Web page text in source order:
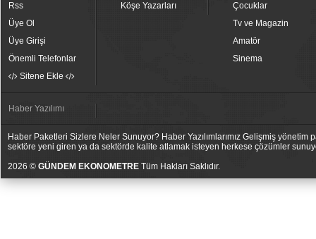
Rss
Üye Ol
Üye Girişi
Önemli Telefonlar
Sitene Ekle
Köşe Yazarları
Çocuklar
Tv ve Magazin
Amatör
Sinema
Haber Yazılımı
Haber Paketleri Sizlere Neler Sunuyor? Haber Yazılımlarımız Gelişmiş
sektöre yeni giren ya da sektörde kalite atlamak isteyen herkese çözümler
2026 © GÜNDEM EKONOMETRE Tüm Hakları Saklıdır.